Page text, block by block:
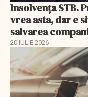
Insolvenţa STB.
vrea asta, dar e
salvarea
20 IULIE 2026